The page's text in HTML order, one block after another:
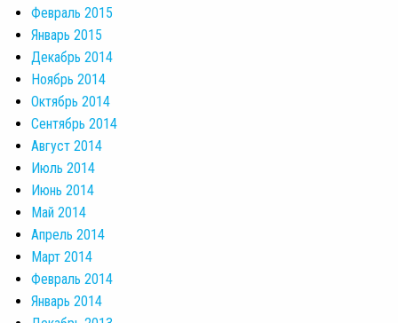
Февраль 2015
Январь 2015
Декабрь 2014
Ноябрь 2014
Октябрь 2014
Сентябрь 2014
Август 2014
Июль 2014
Июнь 2014
Май 2014
Апрель 2014
Март 2014
Февраль 2014
Январь 2014